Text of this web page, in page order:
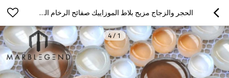
الحجر والزجاج مزيج بلاط الموزاييك صفائح الرخام الحمام الجدار المطبخ باكسبلاش
1
/
4